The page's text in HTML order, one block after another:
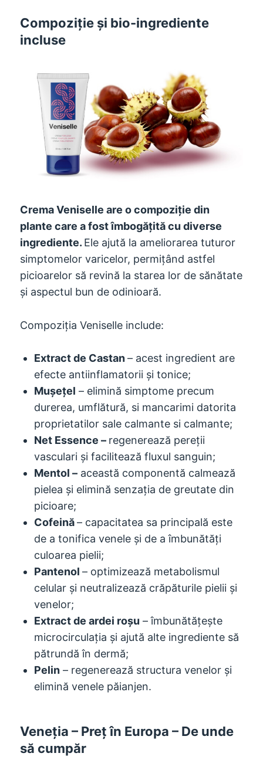
Compoziție și bio-ingrediente
incluse
Crema Veniselle are o compoziție din
plante care a fost îmbogățită cu diverse
ingrediente. Ele ajută la ameliorarea tuturor
simptomelor varicelor, permițând astfel
picioarelor să revină la starea lor de sănătate
și aspectul bun de odinioară.
Compoziția Veniselle include:
Extract de Castan– acest ingredient are
efecte antiinflamatorii și tonice;
Muşeţel – elimină simptome precum
durerea, umflătură, si mancarimi datorita
proprietatilor sale calmante si calmante;
Net Essence – regenerează pereții
vasculari și facilitează fluxul sanguin;
Mentol – această componentă calmează
pielea și elimină senzația de greutate din
picioare;
Cofeină– capacitatea sa principală este
de a tonifica venele și de a îmbunătăți
culoarea pielii;
Pantenol– optimizează metabolismul
celular și neutralizează crăpăturile pielii și
venelor;
Extract de ardei roșu – îmbunătățește
microcirculația și ajută alte ingrediente să
pătrundă în dermă;
Pelin – regenerează structura venelor și
elimină venele păianjen.
Veneția – Preț în Europa – De unde
să cumpăr